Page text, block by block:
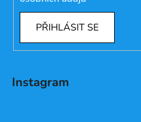
PŘIHLÁSIT SE
Instagram